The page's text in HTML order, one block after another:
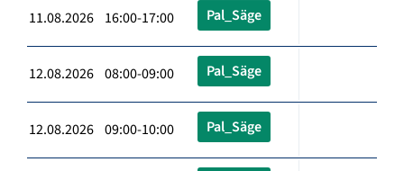
11.08.2026 16:00-17:00 Pal_Säge
12.08.2026 08:00-09:00 Pal_Säge
12.08.2026 09:00-10:00 Pal_Säge